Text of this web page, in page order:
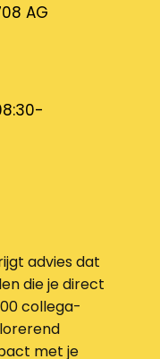
AG
advies dat
die je direct
collega-
met je